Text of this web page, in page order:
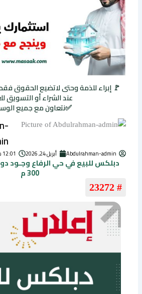
🚩 إبراء للذمة وحتى لاتضيع
عند الشراء أو التسويق
✅نتعاون مع جميع
Abdulrahman-admin أبريل 24, 2026 12:01 ص
دبلكس للبيع في حي الرفاع وجـود
300 م
# 23272